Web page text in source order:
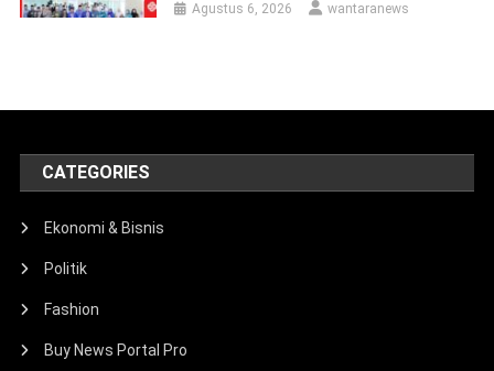
Agustus 6, 2026 wantaranews
CATEGORIES
Ekonomi & Bisnis
Politik
Fashion
Buy News Portal Pro